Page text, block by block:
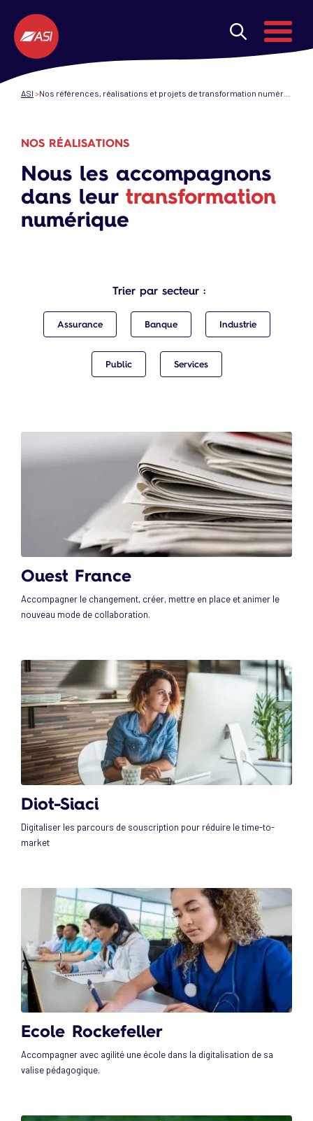
Menu
ASI
NOS RÉALISATIONS
Nous les accompagnons
dans leur transformation
numérique
Trier par secteur :
Assurance Banque Industrie
Public Services
Ouest France
Accompagner le changement, créer, mettre en place et animer le
nouveau mode de collaboration.
Diot-Siaci
Digitaliser les parcours de souscription pour réduire le time-to-
market
Ecole Rockefeller
Accompagner avec agilité une école dans la digitalisation de sa
valise pédagogique.